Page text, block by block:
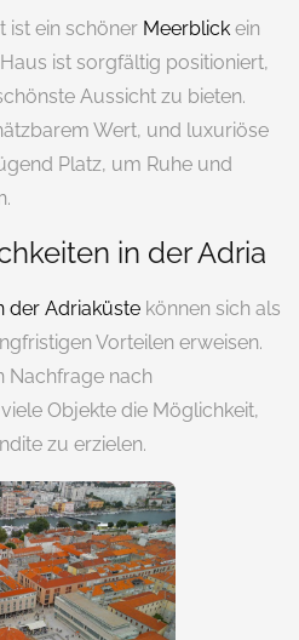
ist ein schöner Meerblick ein
ist sorgfältig positioniert,
Aussicht zu bieten.
Wert, und luxuriöse
Platz, um Ruhe und
in der Adria
der Adriaküste können sich als
Vorteilen erweisen.
Nachfrage nach
Objekte die Möglichkeit,
zu erzielen.